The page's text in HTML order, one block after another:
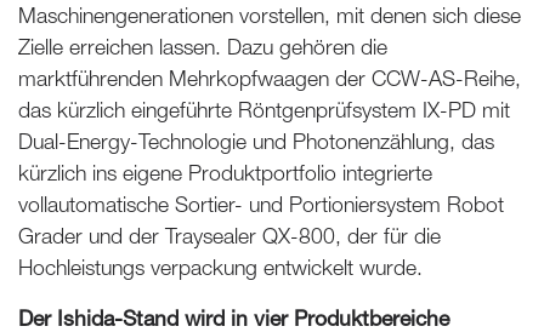
Maschinengenerationen vorstellen, mit denen sich diese
Zielle erreichen lassen. Dazu gehören die
marktführenden Mehrkopfwaagen der CCW-AS-Reihe,
das kürzlich eingeführte Röntgenprüfsystem IX-PD mit
Dual-Energy-Technologie und Photonenzählung, das
kürzlich ins eigene Produktportfolio integrierte
vollautomatische Sortier- und Portioniersystem Robot
Grader und der Traysealer QX-800, der für die
Hochleistungs verpackung entwickelt wurde.
Der Ishida-Stand wird in vier Produktbereiche